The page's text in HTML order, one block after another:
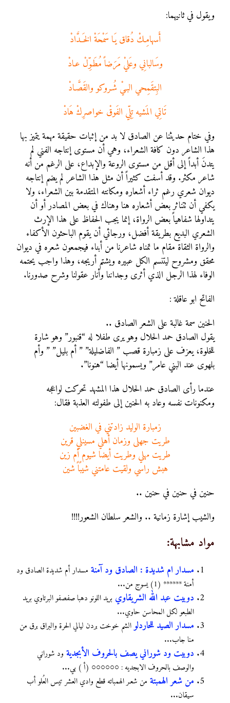
ويقول في ثانيهما:
أَسهامِـكْ دُقاق يَـا سَمْحَةْ الخَــدَّادْ
وسَالبانِي وعَليْ مَرَضاً مُطَـوِّلْ عـادْ
البِتقَمِحي البـيْ شُـروكو والقَصَّـادْ
تَاتِي المَشيه تِلِّي الفَوقْ خواصرِكْ هَادْ
وفي ختام حديثنا عن الصادق لا بد من إثبات حقيقة مهمة يتميز بها
هذا الشاعر دون كافة الشعراء، وهي أن مستوى إنتاجه الفني لم
يتدنَ أبداً إلى أقل من مستوى الروعة والإبداع، على الرغم من أنه
شاعر مكثر. وقد أسفت كثيراً أن مثل هذا الشاعر لم يضم إنتاجه
ديوان شعري رغم ثراء أشعاره ومكانته المتقدمة بين الشعراء، ولا
يكفي أن تتناثر بعض أشعاره هنا وهناك في بعض المصادر أو أن
يتداولها شفاهياً بعض الرواة، إنما يجب الحفاظ على هذا الإرث
الشعري البديع بطريقة أفضل، ورجائي أن يقوم الباحثون الأكفاء
والرواة الثقاة مقام ما تمناه شاعرنا من أبناء فيجمعون شعره في ديوان
محقق ومشروح ليتنسم الكل عبيره ويشتم أريجه، وهذا واجب يحتمه
الوفاء لهذا الرجل الذي أثرى وجداننا وأنار عقولنا وشرح صدورنا.
الفاتح ابو عاقلة :
الحنين سمة غالبة على الشعر الصادق ..
يقول الصادق حمد الحلال وهو يرى طفلا له “قنبور” وهو شارة
للخلوة، يعزف على زمبارة قصب ” الفاضليلة” ” أم بليل” ” وأم
بلهوى عند البني عامر” ويسمونها أيضا “هنونا”.
عندما رأى الصادق حمد الحلال هذا المشهد تحركت لواعجه
ومكنونات نفسه وعاد به الحنين إلى طفولته العذبة فقال:
زمبارة الوليد زادتني في الغضبين
طريت جهلى وزمان أهلي مسينلي قرين
طريت مهلي وطريت أيضا شيوم أم زين
هبش راسي ولقيت عامتني شيبًاً شين
حنين في حنين في حنين ..
والشيب إشارة زمانية .. والشعر سلطان الشعور!!!!
مواد مشابهة:
مسدار ام شديدة : الصادق ود آمنة مسدار أم شديدة الصادق ود
أمنة ****** (1) يسوج من...
دوبيت عبد الله الشريقاوي ﺑﺮﻳﺪ ﺍﻟﻠﻮﻧﻮ ﺩﻫﺒﺎ ﺻﻔﺼﻔﻮ ﺍﻟﺒﺮﺗﺎﻭﻱ ﺑﺮﻳﺪ
ﺍﻟﻄﺒﻌﻮ ﻟﻜﻞ ﺍﻟﻤﺤﺎﺳﻦ ﺣﺎﻭﻱ...
مسدار الصيد للحاردلوالشم خوخت بردن ليالي الحرة والبراق برق من
منا جاب...
دوبيت ود شوراني يصف بالحروف الأبجدية ﻭﺩ ﺷﻮﺭﺍﻧﻲ
ﻭﺍﻟﻮﺻﻒ ﺑﺎﻟﺤﺮﻭﻑ ﺍﻻﺑﺠﺪﻳﻪ : ○○○○○○ (ﺃ ) ﺑﻲ...
من شعر الهمبتة من شعـر الهمباته قطع وادي العشر تيس العُلو أب
سيقان...